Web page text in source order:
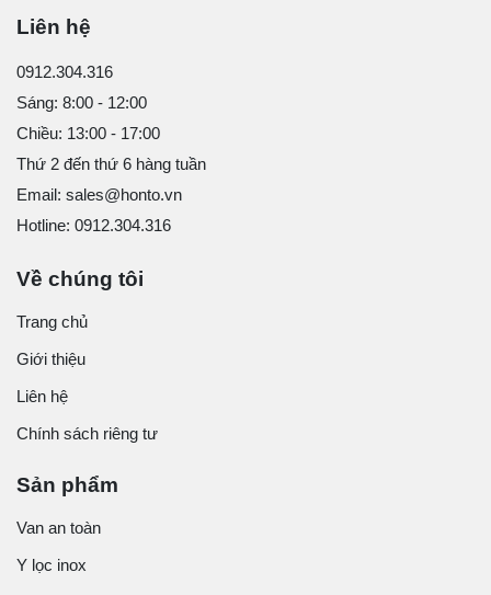
Liên hệ
0912.304.316
Sáng: 8:00 - 12:00
Chiều: 13:00 - 17:00
Thứ 2 đến thứ 6 hàng tuần
Email: sales@honto.vn
Hotline: 0912.304.316
Về chúng tôi
Trang chủ
Giới thiệu
Liên hệ
Chính sách riêng tư
Sản phẩm
Van an toàn
Y lọc inox